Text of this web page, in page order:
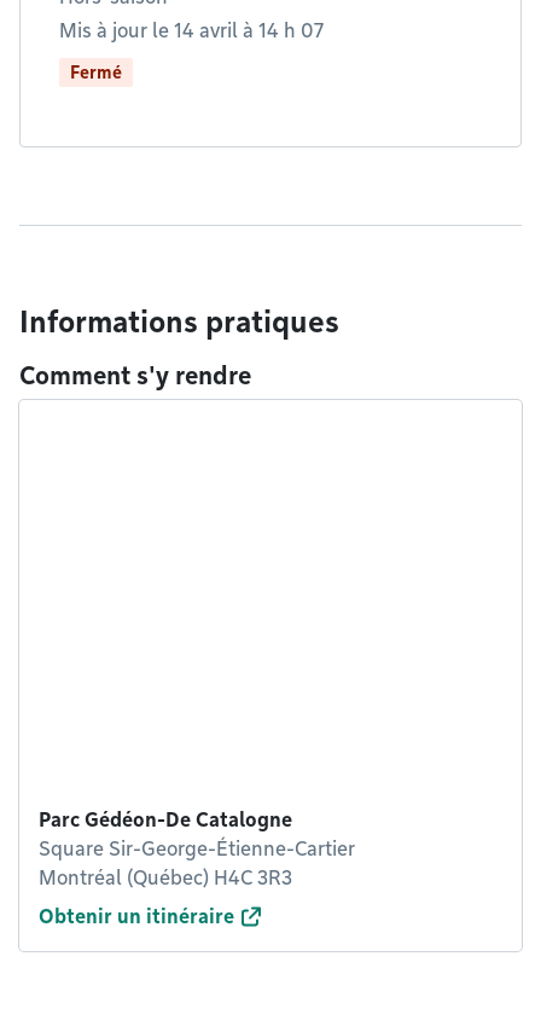
Mis à jour le 14 avril à 14 h 07
Fermé
Informations pratiques
Comment s'y rendre
Parc Gédéon-De Catalogne
Square Sir-George-Étienne-Cartier
Montréal (Québec) H4C 3R3
Obtenir un itinéraire